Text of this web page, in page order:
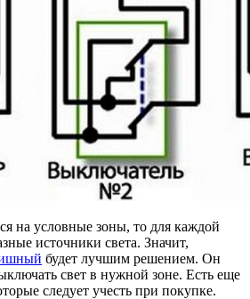
на условные зоны, то для каждой
источники света. Значит,
будет лучшим решением. Он
свет в нужной зоне. Есть еще
следует учесть при покупке.